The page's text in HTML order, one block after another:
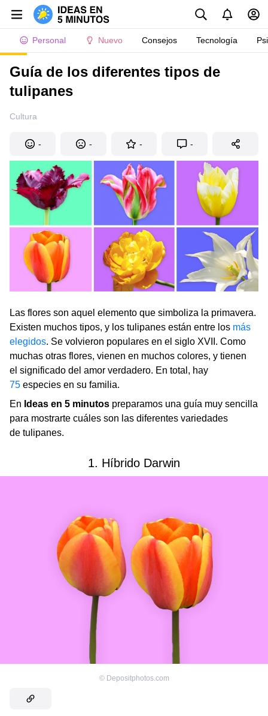
Personal Nuevo Consejos Tecnología
Guía de los diferentes tipos de
tulipanes
Cultura
- - - -
Las flores son aquel elemento que simboliza la primavera.
Existen muchos tipos, y los tulipanes están entre los más
elegidos. Se volvieron populares en el siglo XVII. Como
muchas otras flores, vienen en muchos colores, y tienen
el significado del amor verdadero. En total, hay
75 especies en su familia.
En Ideas en 5 minutos preparamos una guía muy sencilla
para mostrarte cuáles son las diferentes variedades
de tulipanes.
1. Híbrido Darwin
© Depositphotos.com